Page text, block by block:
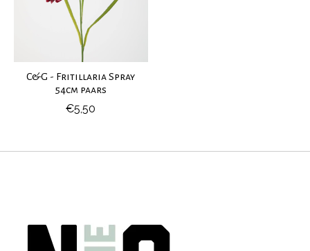
C&G - Fritillaria Spray
54cm paars
€5,50